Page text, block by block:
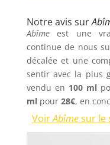
Notre avis sur
Abîmeest une
continue de nous
décalée et une
sentir avec la plus
vendu en 100 ml
mlpour 28€, en
VoirAbîmesur le